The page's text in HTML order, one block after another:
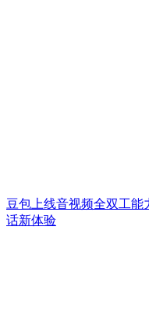
豆包上线音视频全双工能
话新体验